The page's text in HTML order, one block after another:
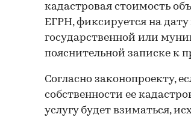
кадастровая стоимость
ЕГРН, фиксируется на
государственной или
пояснительной записке к
Согласно законопроекту,
собственности ее
услугу будет взиматься,